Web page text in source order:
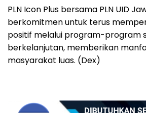
PLN Icon Plus bersama PLN UID
berkomitmen untuk terus
positif melalui program-program
berkelanjutan, memberikan
masyarakat luas. (Dex)